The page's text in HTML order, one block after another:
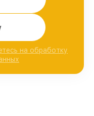
на обработку